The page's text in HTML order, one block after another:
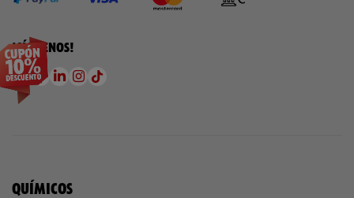
¡SÍGUENOS!
QUÍMICOS